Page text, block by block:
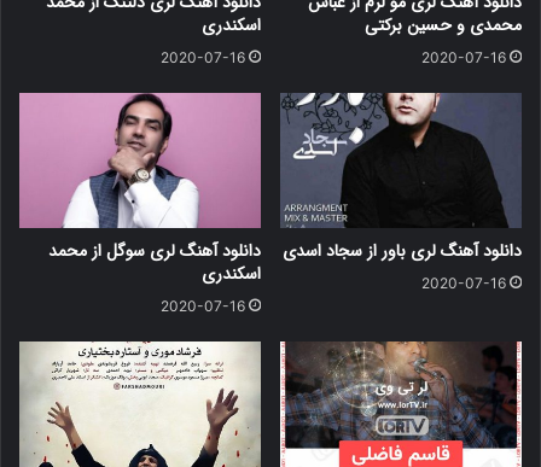
محمدی و حسین برکتی
2020-07-16
اسکندری
2020-07-16
دانلود آهنگ لری باور از سجاد اسدی
2020-07-16
دانلود آهنگ لری سوگل از محمد
اسکندری
2020-07-16